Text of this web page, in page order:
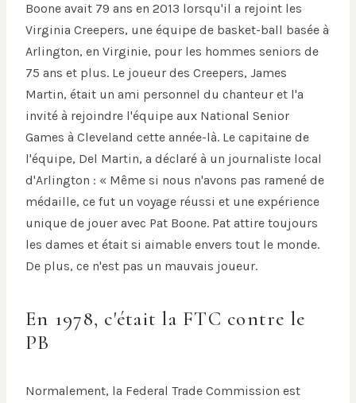
Boone avait 79 ans en 2013 lorsqu'il a rejoint les
Virginia Creepers, une équipe de basket-ball basée à
Arlington, en Virginie, pour les hommes seniors de
75 ans et plus. Le joueur des Creepers, James
Martin, était un ami personnel du chanteur et l'a
invité à rejoindre l'équipe aux National Senior
Games à Cleveland cette année-là. Le capitaine de
l'équipe, Del Martin, a déclaré à un journaliste local
d'Arlington : « Même si nous n'avons pas ramené de
médaille, ce fut un voyage réussi et une expérience
unique de jouer avec Pat Boone. Pat attire toujours
les dames et était si aimable envers tout le monde.
De plus, ce n'est pas un mauvais joueur.
En 1978, c'était la FTC contre le
PB
Normalement, la Federal Trade Commission est